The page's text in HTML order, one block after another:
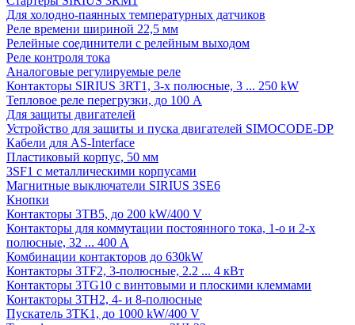
Для холодно-паянных температурных датчиков
Реле времени шириной 22,5 мм
Релейные соединители с релейным выходом
Реле контроля тока
Аналоговые регулируемые реле
Контакторы SIRIUS 3RT1, 3-х полюсные, 3 ... 250 kW
Тепловое реле перегрузки, до 100 A
Для защиты двигателей
Устройство для защиты и пуска двигателей SIMOCODE-DP
Кабели для AS-Interface
Пластиковый корпус, 50 мм
3SF1 с металлическими корпусами
Магнитные выключатели SIRIUS 3SE6
Кнопки
Контакторы 3TB5, до 200 kW/400 V
Контакторы для коммутации постоянного тока, 1-о и 2-х
полюсные, 32 ... 400 A
Комбинации контакторов до 630kW
Контакторы 3TF2, 3-полюсные, 2.2 ... 4 кВт
Контакторы 3TG10 c винтовыми и плоскими клеммами
Контакторы 3TH2, 4- и 8-полюсные
Пускатель 3TK1, до 1000 kW/400 V